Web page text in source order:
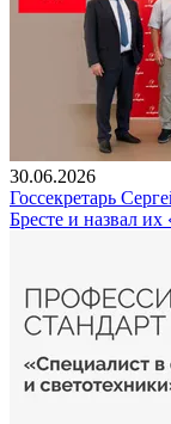
30.06.2026
Госсекретарь
Бресте и назвал